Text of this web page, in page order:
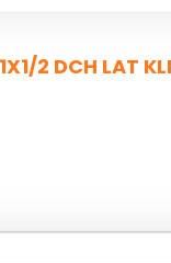
2 DCH LAT